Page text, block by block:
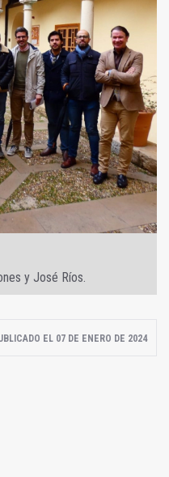
y José Ríos.
EL 07 DE ENERO DE 2024